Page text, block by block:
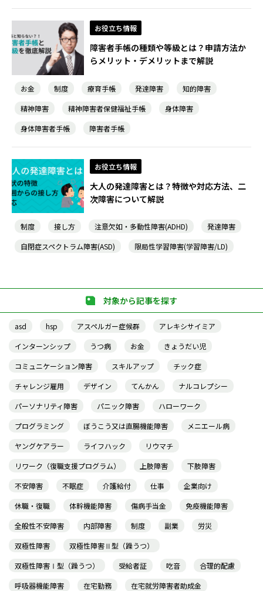
お役立ち情報
障害者手帳の種類や等級とは？申請方法か
らメリット・デメリットまで解説
お金 制度 療育手帳 発達障害
知的障害
精神障害
精神障害者保健福祉手帳
身体障害
身体障害者手帳
障害者手帳
お役立ち情報
大人の発達障害とは？特徴や対応方法、二
次障害について解説
制度 接し方 注意欠如・多動性障害(ADHD)
発達障害
自閉症スペクトラム障害(ASD)
限局性学習障害(学習障害/LD)
対象から記事を探す
asd hsp アスペルガー症候群
アレキシサイミア
インターンシップ
うつ病 お金
きょうだい児
コミュニケーション障害
スキルアップ
チック症
チャレンジ雇用
デザイン てんかん
ナルコレプシー
パーソナリティ障害
パニック障害
ハローワーク
プログラミング
ぼうこう又は直腸機能障害
メニエール病
ヤングケアラー
ライフハック
リウマチ
リワーク（復職支援プログラム）
上肢障害
下肢障害
不安障害
不眠症 介護給付 仕事
企業向け
休職・復職
体幹機能障害 傷病手当金
免疫機能障害
全般性不安障害
内部障害 制度 副業
労災
双極性障害
双極性障害Ⅱ型（躁うつ）
双極性障害Ⅰ型（躁うつ）
受給者証 吃音
合理的配慮
呼吸器機能障害
在宅勤務
在宅就労障害者助成金